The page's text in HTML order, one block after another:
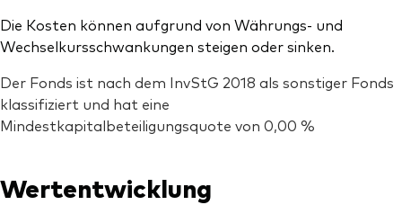
Die Kosten können aufgrund von Währungs- und
Wechselkursschwankungen steigen oder sinken.
Der Fonds ist nach dem InvStG 2018 als sonstiger Fonds
klassifiziert und hat eine
Mindestkapitalbeteiligungsquote von 0,00 %
Wertentwicklung